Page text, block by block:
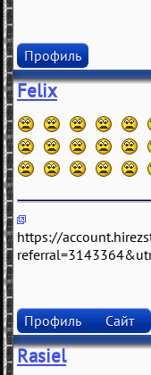
Профиль
Felix
https://
Профиль Сайт
Rasiel